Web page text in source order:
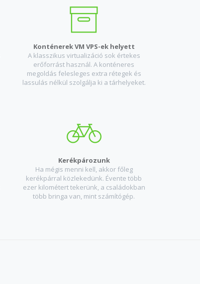
Konténerek VM VPS-ek helyett
A klasszikus virtualizáció sok értekes
erőforrást használ. A konténeres
megoldás felesleges extra rétegek és
lassulás nélkül szolgálja ki a tárhelyeket.
Kerékpározunk
Ha mégis menni kell, akkor főleg
kerékpárral közlekedünk. Évente több
ezer kilométert tekerünk, a családokban
több bringa van, mint számítógép.